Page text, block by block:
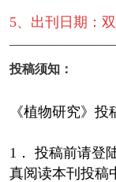
5、出刊日期：
投稿须知：
《植物研究》投
1． 投稿前请登
真阅读本刊投稿